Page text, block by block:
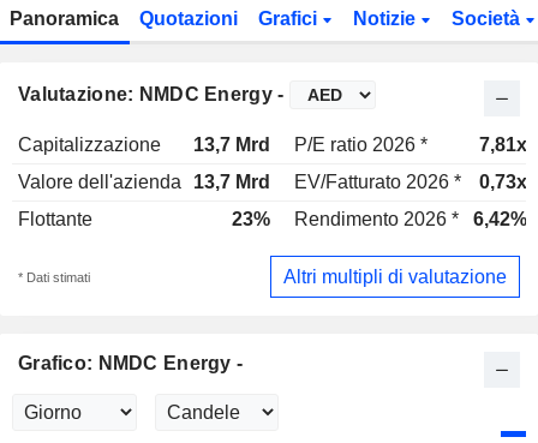
Panoramica Quotazioni Grafici Notizie Società
Valutazione: NMDC Energy -
Capitalizzazione 13,7 Mrd P/E ratio 2026 *
7,81x
Valore dell'azienda
13,7 Mrd EV/Fatturato 2026 *
0,73x
Flottante
23% Rendimento 2026 * 6,42%
* Dati stimati Altri multipli di valutazione
Grafico: NMDC Energy -